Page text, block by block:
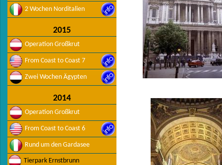
2 Wochen Norditalien
2015
Operation Großkrut
From Coast to Coast 7
Zwei Wochen Ägypten
2014
Operation Großkrut
From Coast to Coast 6
Rund um den Gardasee
Tierpark Ernstbrunn